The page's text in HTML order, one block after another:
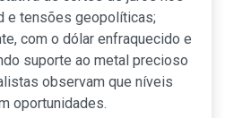
e tensões geopolíticas;
com o dólar enfraquecido e
suporte ao metal precioso
observam que níveis
oportunidades.